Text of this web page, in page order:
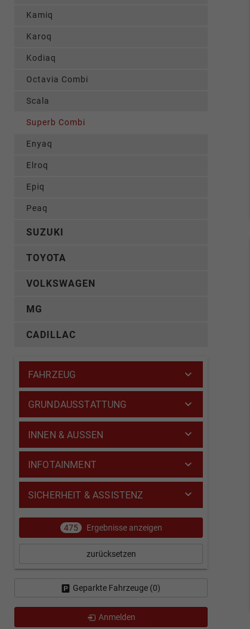
Kamiq
Karoq
Kodiaq
Octavia Combi
Scala
Superb Combi
Enyaq
Elroq
Epiq
Peaq
SUZUKI
TOYOTA
VOLKSWAGEN
MG
CADILLAC
FAHRZEUG
GRUNDAUSSTATTUNG
INNEN & AUSSEN
INFOTAINMENT
SICHERHEIT & ASSISTENZ
475 Ergebnisse anzeigen
zurücksetzen
Geparkte Fahrzeuge (0)
Anmelden